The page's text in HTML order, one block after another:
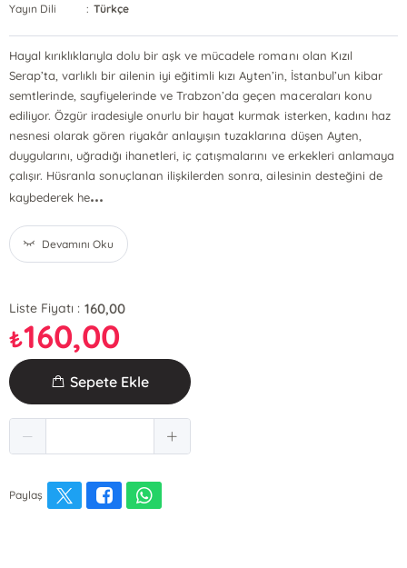
Yayın Dili
: Türkçe
Hayal kırıklıklarıyla dolu bir aşk ve mücadele romanı olan Kızıl
Serap’ta, varlıklı bir ailenin iyi eğitimli kızı Ayten’in, İstanbul’un kibar
semtlerinde, sayfiyelerinde ve Trabzon’da geçen maceraları konu
ediliyor. Özgür iradesiyle onurlu bir hayat kurmak isterken, kadını haz
nesnesi olarak gören riyakâr anlayışın tuzaklarına düşen Ayten,
duygularını, uğradığı ihanetleri, iç çatışmalarını ve erkekleri anlamaya
çalışır. Hüsranla sonuçlanan ilişkilerden sonra, ailesinin desteğini de
kaybederek he...
Devamını Oku
Liste Fiyatı : 160,00
₺160,00
Sepete Ekle
Paylaş